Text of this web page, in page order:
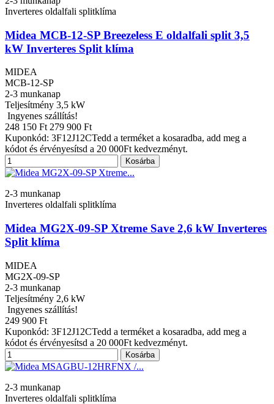
Inverteres oldalfali splitklíma
Midea MCB-12-SP Breezeless E oldalfali split 3,5
kW Inverteres Split klíma
MIDEA
MCB-12-SP
2-3 munkanap
Teljesítmény 3,5 kW
Ingyenes szállítás!
248 150 Ft 279 900 Ft
Kuponkód: 3F12J12CTedd a terméket a kosaradba, add meg a
kódot és érvényesítsd a 20 000Ft kedvezményt.
Kosárba
2-3 munkanap
Inverteres oldalfali splitklíma
Midea MG2X-09-SP Xtreme Save 2,6 kW Inverteres
Split klíma
MIDEA
MG2X-09-SP
2-3 munkanap
Teljesítmény 2,6 kW
Ingyenes szállítás!
249 900 Ft
Kuponkód: 3F12J12CTedd a terméket a kosaradba, add meg a
kódot és érvényesítsd a 20 000Ft kedvezményt.
Kosárba
2-3 munkanap
Inverteres oldalfali splitklíma